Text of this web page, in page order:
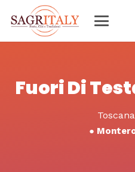
Fuori Di
Toscana
●